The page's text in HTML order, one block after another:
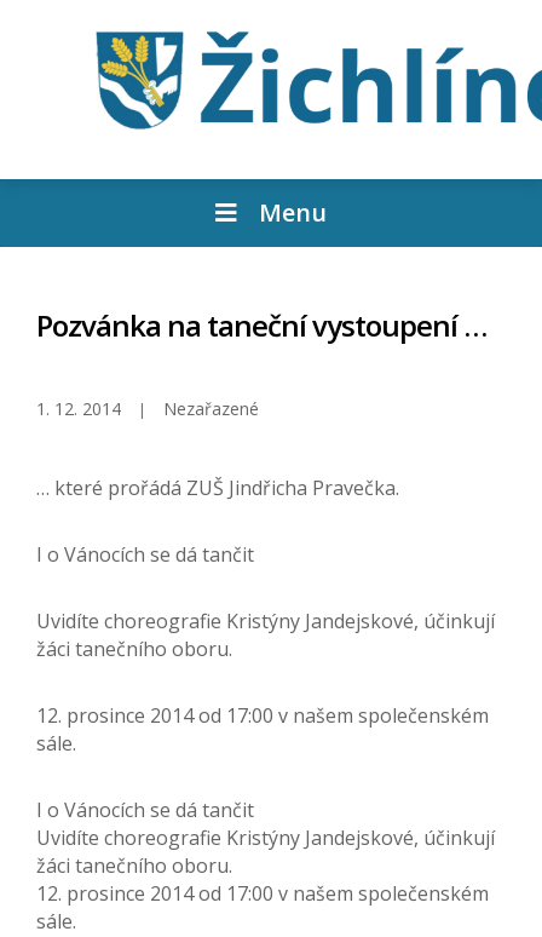
Menu
Pozvánka na taneční vystoupení …
1. 12. 2014 Nezařazené
… které prořádá ZUŠ Jindřicha Pravečka.
I o Vánocích se dá tančit
Uvidíte choreografie Kristýny Jandejskové, účinkují
žáci tanečního oboru.
12. prosince 2014 od 17:00 v našem společenském
sále.
I o Vánocích se dá tančit
Uvidíte choreografie Kristýny Jandejskové, účinkují
žáci tanečního oboru.
12. prosince 2014 od 17:00 v našem společenském
sále.